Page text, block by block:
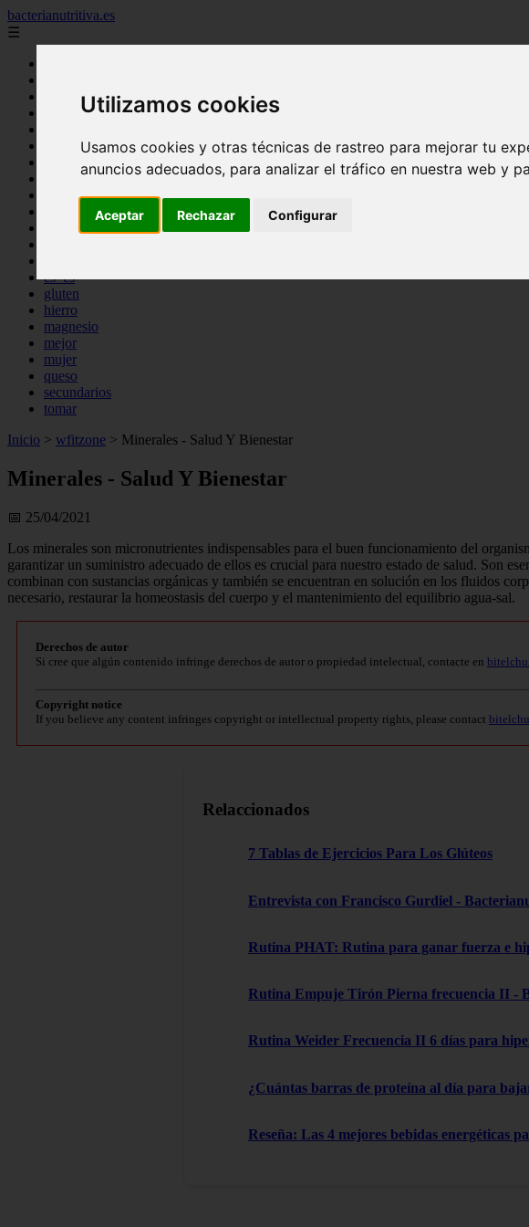
Utilizamos cookies
Usamos cookies y otras técnicas de rastreo para mejorar tu
anuncios adecuados, para analizar el tráfico en nuestra web y
Aceptar Rechazar Configurar
bacterianutritiva.es
☰
alimentos
batidos
calorias
cuanto
cuantos
dormir
es_es
gluten
hierro
magnesio
mejor
mujer
queso
secundarios
tomar
Inicio > wfitzone > Minerales - Salud Y Bienestar
Minerales - Salud Y Bienestar
📅 25/04/2021
Los minerales son micronutrientes indispensables para el buen funcionamiento del
garantizar un suministro adecuado de ellos es crucial para nuestro estado de salud. Son
combinan con sustancias orgánicas y también se encuentran en solución en los fluidos
necesario, restaurar la homeostasis del cuerpo y el mantenimiento del equilibrio agua-sal.
Derechos de autor
Si cree que algún contenido infringe derechos de autor o propiedad intelectual, contacte en
Copyright notice
If you believe any content infringes copyright or intellectual property rights, please contact
Relaccionados
7 Tablas de Ejercicios Para Los Glúteos
Entrevista con Francisco Gurdiel -
Rutina PHAT: Rutina para ganar fuerza e
Rutina Empuje Tirón Pierna frecuencia II -
Rutina Weider Frecuencia II 6 días para
¿Cuántas barras de proteína al día para
Reseña: Las 4 mejores bebidas energéticas